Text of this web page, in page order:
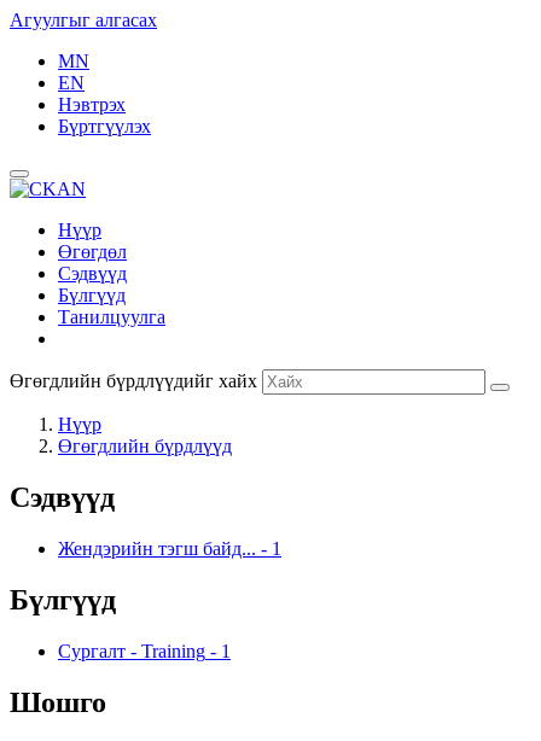
Агуулгыг алгасах
MN
EN
Нэвтрэх
Бүртгүүлэх
Нүүр
Өгөгдөл
Сэдвүүд
Бүлгүүд
Танилцуулга
Өгөгдлийн бүрдлүүдийг хайх
Нүүр
Өгөгдлийн бүрдлүүд
Сэдвүүд
Жендэрийн тэгш байд... - 1
Бүлгүүд
Сургалт - Training - 1
Шошго